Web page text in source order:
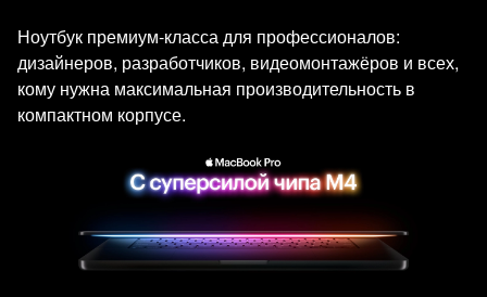
Ноутбук премиум‑класса для профессионалов:
дизайнеров, разработчиков, видеомонтажёров и всех,
кому нужна максимальная производительность в
компактном корпусе.